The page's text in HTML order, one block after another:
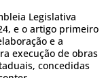
Legislativa
e o artigo primeiro
e a
execução de obras
concedidas